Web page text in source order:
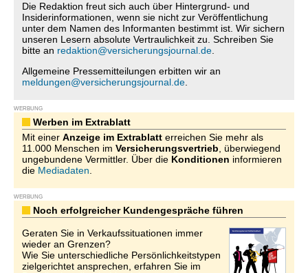
Die Redaktion freut sich auch über Hintergrund- und
Insiderinformationen, wenn sie nicht zur Veröffentlichung
unter dem Namen des Informanten bestimmt ist. Wir sichern
unseren Lesern absolute Vertraulichkeit zu. Schreiben Sie
bitte an redaktion@versicherungsjournal.de
Allgemeine Pressemitteilungen erbitten wir an
meldungen@versicherungsjournal.de
WERBUNG
Werben im Extrablatt
Mit einer Anzeige im Extrablatt erreichen Sie mehr als
11.000 Menschen im Versicherungsvertrieb , überwiegend
ungebundene Vermittler. Über die Konditionen informieren
die Mediadaten
WERBUNG
Noch erfolgreicher Kundengespräche führen
Geraten Sie in Verkaufssituationen immer
wieder an Grenzen?
Wie Sie unterschiedliche Persönlichkeitstypen
zielgerichtet ansprechen, erfahren Sie im